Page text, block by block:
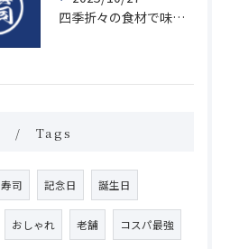
四季折々の食材で味わう絶品握り寿司の魅力
Tags
寿司 記念日 誕生日
おしゃれ 老舗 コスパ最強